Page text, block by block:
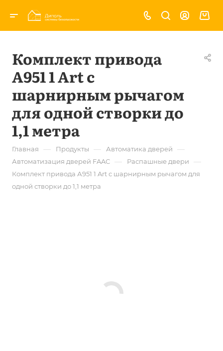
Комплект привода
А951 1 Art с
шарнирным рычагом
для одной створки до
1,1 метра
Главная — Продукты — Автоматика дверей —
Автоматизация дверей FAAC — Распашные двери —
Комплект привода А951 1 Art с шарнирным рычагом для
одной створки до 1,1 метра